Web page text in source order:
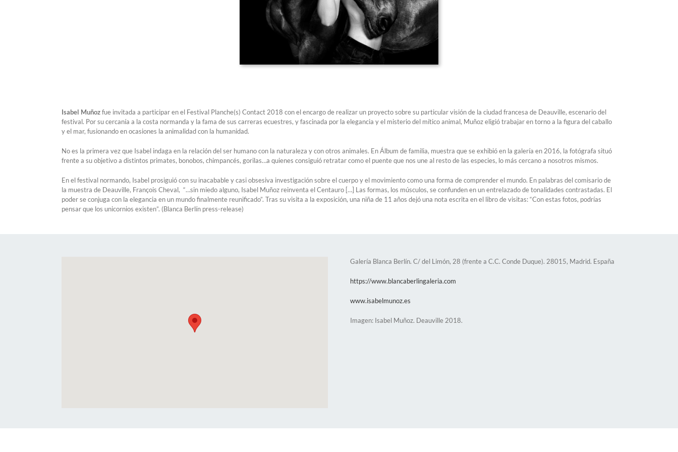
Isabel Muñozfue invitada a participar en el Festival Planche(s) Contact 2018 con el encargo de realizar un proyecto sobre su particular visión de la ciudad francesa de Deauville, escenario del
festival. Por su cercanía a la costa normanda y la fama de sus carreras ecuestres, y fascinada por la elegancia y el misterio del mítico animal, Muñoz eligió trabajar en torno a la figura del caballo
y el mar, fusionando en ocasiones la animalidad con la humanidad.
No es la primera vez que Isabel indaga en la relación del ser humano con la naturaleza y con otros animales. En Álbum de familia, muestra que se exhibió en la galería en 2016, la fotógrafa situó
frente a su objetivo a distintos primates, bonobos, chimpancés, gorilas…a quienes consiguió retratar como el puente que nos une al resto de las especies, lo más cercano a nosotros mismos.
En el festival normando, Isabel prosiguió con su inacabable y casi obsesiva investigación sobre el cuerpo y el movimiento como una forma de comprender el mundo. En palabras del comisario de
la muestra de Deauville, François Cheval, “…sin miedo alguno, Isabel Muñoz reinventa el Centauro […] Las formas, los músculos, se confunden en un entrelazado de tonalidades contrastadas. El
poder se conjuga con la elegancia en un mundo finalmente reunificado”. Tras su visita a la exposición, una niña de 11 años dejó una nota escrita en el libro de visitas: “Con estas fotos, podrías
pensar que los unicornios existen”. (Blanca Berlín press-release)
Galería Blanca Berlín. C/ del Limón, 28 (frente a C.C. Conde Duque). 28015, Madrid. España
https://www.blancaberlingaleria.com
www.isabelmunoz.es
Imagen: Isabel Muñoz. Deauville 2018.